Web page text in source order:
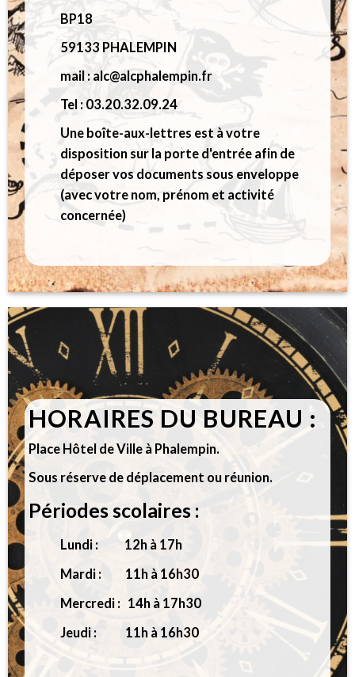
BP18
59133 PHALEMPIN
mail : alc@alcphalempin.fr
Tel : 03.20.32.09.24
Une boîte-aux-lettres est à votre
disposition sur la porte d'entrée afin de
déposer vos documents sous enveloppe
(avec votre nom, prénom et activité
concernée)
HORAIRES DU BUREAU :
Place Hôtel de Ville à Phalempin.
Sous réserve de déplacement ou réunion.
Périodes scolaires :
Lundi : 12h à 17h
Mardi : 11h à 16h30
Mercredi : 14h à 17h30
Jeudi : 11h à 16h30